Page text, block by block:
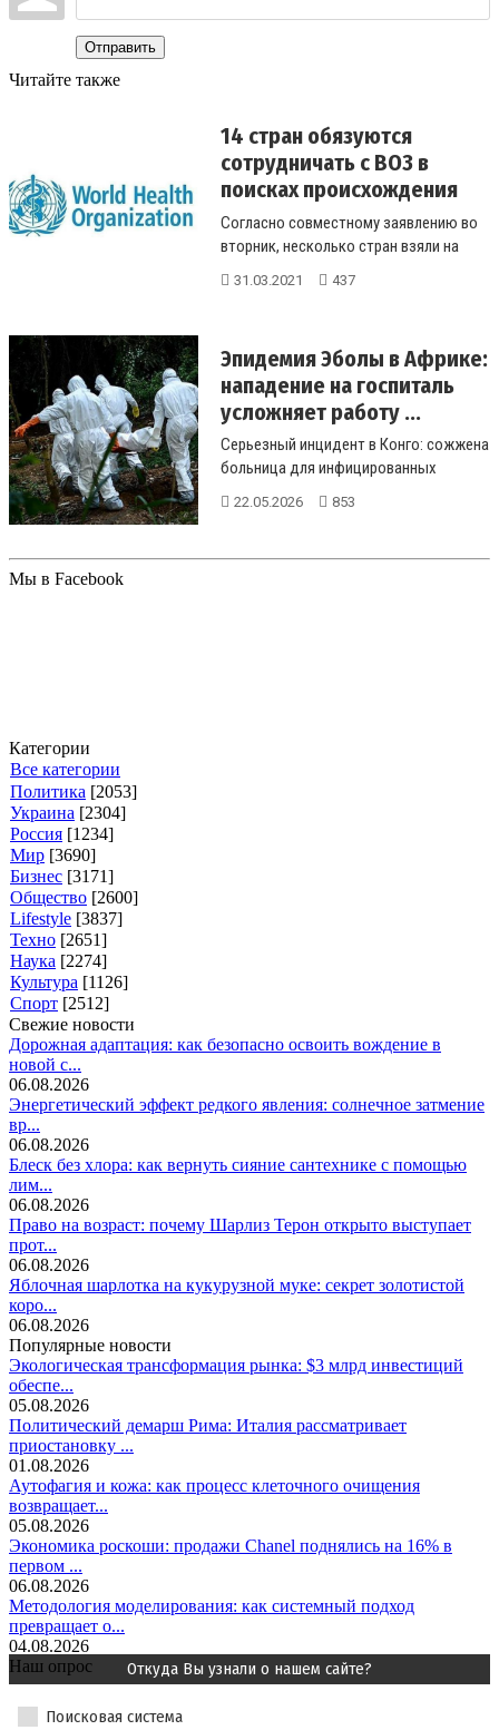
Отправить
Читайте также
14 стран обязуются
сотрудничать с ВОЗ в
поисках происхождения
COV...
Согласно совместному заявлению во
вторник, несколько стран взяли на
себя обязательство сотрудничать ...
31.03.2021 437
Эпидемия Эболы в Африке:
нападение на госпиталь
усложняет работу ...
Серьезный инцидент в Конго: сожжена
больница для инфицированных
Эболой. Попытки забрать тела
22.05.2026 853
Мы в Facebook
Категории
Все категории
Политика [2053]
Украина [2304]
Россия [1234]
Мир [3690]
Бизнес [3171]
Общество [2600]
Lifestyle [3837]
Техно [2651]
Наука [2274]
Культура [1126]
Спорт [2512]
Свежие новости
Дорожная адаптация: как безопасно освоить вождение в
новой с...
06.08.2026
Энергетический эффект редкого явления: солнечное затмение
вр...
06.08.2026
Блеск без хлора: как вернуть сияние сантехнике с помощью
лим...
06.08.2026
Право на возраст: почему Шарлиз Терон открыто выступает
прот...
06.08.2026
Яблочная шарлотка на кукурузной муке: секрет золотистой
коро...
06.08.2026
Популярные новости
Экологическая трансформация рынка: $3 млрд инвестиций
обеспе...
05.08.2026
Политический демарш Рима: Италия рассматривает
приостановку ...
01.08.2026
Аутофагия и кожа: как процесс клеточного очищения
возвращает...
05.08.2026
Экономика роскоши: продажи Chanel поднялись на 16% в
первом ...
06.08.2026
Методология моделирования: как системный подход
превращает о...
04.08.2026
Наш опрос
Откуда Вы узнали о нашем сайте?
Поисковая система